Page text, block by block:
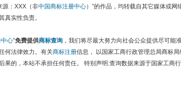
邮箱：c88365983@126.com
：XXX（非中国商标注册中心）”的作品，均转载自其它媒体或
真实性负责。
心”免费提供商标查询，我们将尽最大努力向社会公众提供尽可能
何法律效力。有关商标注册信息， 以国家工商行政管理总局商标
果的，本站不承担任何责任。 特别声明:查询数据来源于国家工商